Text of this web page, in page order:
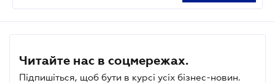
Читайте нас в соцмережах.
Підпишіться, щоб бути в курсі усіх бізнес-новин.